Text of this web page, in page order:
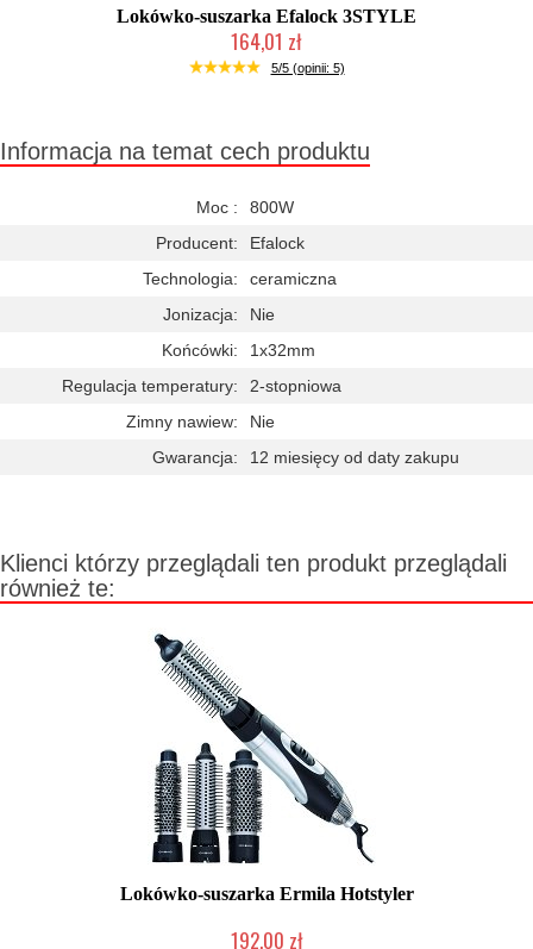
Lokówko-suszarka Efalock 3STYLE
164,01 zł
2-5 dni roboczych
5/5 (opinii: 5)
Informacja na temat cech produktu
Moc :
800W
Producent:
Efalock
Technologia:
ceramiczna
Jonizacja:
Nie
Końcówki:
1x32mm
Regulacja temperatury:
2-stopniowa
Zimny nawiew:
Nie
Gwarancja:
12 miesięcy od daty zakupu
Klienci którzy przeglądali ten produkt przeglądali
również te:
Lokówko-suszarka Ermila Hotstyler
192,00 zł